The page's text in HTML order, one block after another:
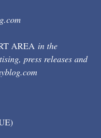
AREA in the
press releases and